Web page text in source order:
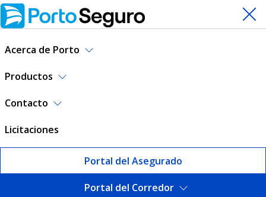
Acerca de Porto
Productos
Contacto
Licitaciones
Portal del Asegurado
Portal del Corredor